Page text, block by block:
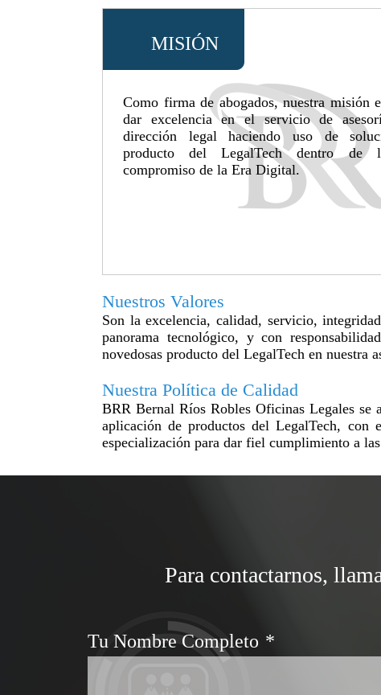
MISIÓN
Como firma de abogados, nuestra misión
dar excelencia en el servicio de
dirección legal haciendo uso de
producto del LegalTech dentro de
compromiso de la Era Digital.
Nuestros Valores
Son la excelencia, calidad, servicio,
panorama tecnológico, y con
novedosas producto del LegalTech en nuestra
Nuestra Política de Calidad
BRR Bernal Ríos Robles Oficinas Legales se
aplicación de productos del LegalTech, con
especialización para dar fiel cumplimiento a
Para contactarnos,
*
Tu Nombre Completo